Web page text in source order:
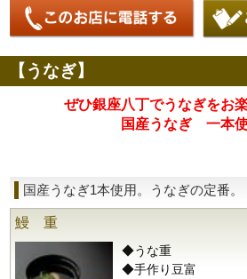
【うなぎ】
ぜひ銀座八丁でうなぎをお
国産うなぎ 一本使
国産うなぎ1本使用。うなぎの定番。
鰻 重
◆うな重
◆手作り豆富